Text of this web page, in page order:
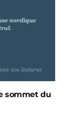
sommet du